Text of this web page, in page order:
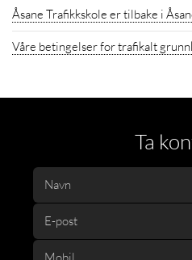
Åsane Trafikkskole er tilbake i
Våre betingelser for trafikalt
Ta